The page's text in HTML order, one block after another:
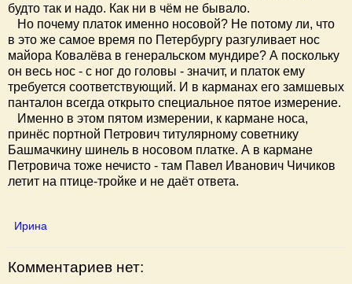
будто так и надо. Как ни в чём не бывало.
Но почему платок именно носовой? Не потому ли, что
в это же самое время по Петербургу разгуливает нос
майора Ковалёва в генеральском мундире? А поскольку
он весь нос - с ног до головы - значит, и платок ему
требуется соответствующий. И в карманах его замшевых
панталон всегда открыто специальное пятое измерение.
Именно в этом пятом измерении, к кармане носа,
принёс портной Петрович титулярному советнику
Башмачкину шинель в носовом платке. А в кармане
Петровича тоже нечисто - там Павел Иванович Чичиков
летит на птице-тройке и не даёт ответа.
Ирина
Комментариев нет: